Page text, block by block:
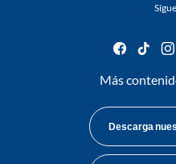
facebook
tiktok
Más
Descarga